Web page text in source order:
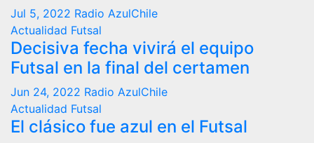
Jul 5, 2022 Radio AzulChile
Actualidad Futsal
Decisiva fecha vivirá el equipo
Futsal en la final del certamen
Jun 24, 2022 Radio AzulChile
Actualidad Futsal
El clásico fue azul en el Futsal